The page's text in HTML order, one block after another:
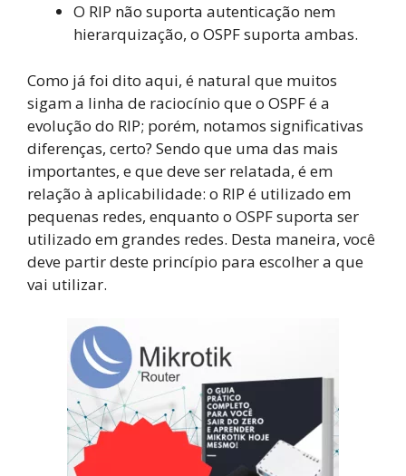
O RIP não suporta autenticação nem
hierarquização, o OSPF suporta ambas.
Como já foi dito aqui, é natural que muitos
sigam a linha de raciocínio que o OSPF é a
evolução do RIP; porém, notamos significativas
diferenças, certo? Sendo que uma das mais
importantes, e que deve ser relatada, é em
relação à aplicabilidade: o RIP é utilizado em
pequenas redes, enquanto o OSPF suporta ser
utilizado em grandes redes. Desta maneira, você
deve partir deste princípio para escolher a que
vai utilizar.